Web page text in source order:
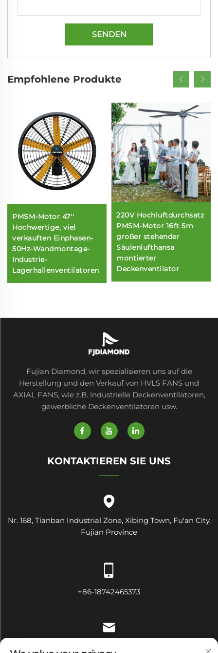
SENDEN
Empfohlene Produkte
PMSM-Motor 47''
Hochwertige, viel
verkauften Einphasen-
50Hz-Wandmontage-
Industrie-
Lagerhallenventilatoren
220V Hochluftdurchsatz
PMSM-Motor 16ft 5m
großer stehender
Säulenlufthansa
montierter
Deckenventilator
Fujian Diamond, wir spezialisieren uns auf die
Herstellung und den Verkauf von HVLS FANS und
AXIAL FANS, wie z.B. industrielle Deckenventilatoren,
gewerbliche Deckenventilatoren usw.
KONTAKTIEREN SIE UNS
Nr. 168, Tianban Industrial Zone, Xibing Town, Fu'an City,
Fujian Province
+86-18742465373